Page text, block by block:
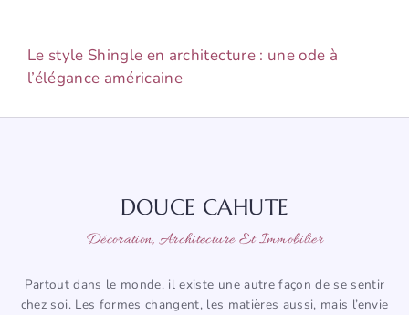
Le style Shingle en architecture : une ode à
l’élégance américaine
DOUCE CAHUTE
Décoration, Architecture Et Immobilier
Partout dans le monde, il existe une autre façon de se sentir
chez soi. Les formes changent, les matières aussi, mais l’envie